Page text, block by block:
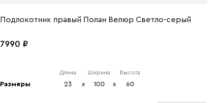
Подлокотник правый Полан Велюр Светло-серый
7990
Размеры
Длина
23 x
Ширина
100 x
Высота
60